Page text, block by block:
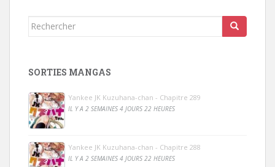
Rechercher...
SORTIES MANGAS
Yankee JK Kuzuhana-chan - Chapitre 289
IL Y A 2 SEMAINES 4 JOURS 22 HEURES
Yankee JK Kuzuhana-chan - Chapitre 288
IL Y A 2 SEMAINES 4 JOURS 22 HEURES